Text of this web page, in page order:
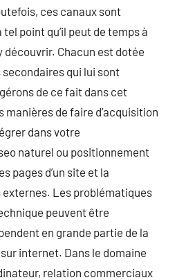
ces canaux sont
point qu’il peut de temps à
découvrir. Chacun est dotée
qui lui sont
de ce fait dans cet
manières de faire d’acquisition
dans votre
naturel ou positionnement
pages d’un site et la
Les problématiques
peuvent être
en grande partie de la
internet. Dans le domaine
relation commerciaux